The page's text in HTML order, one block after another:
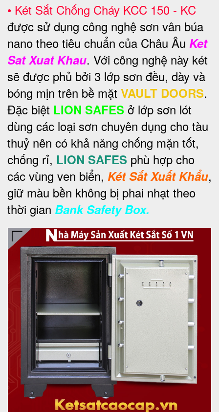
• Két Sắt Chống Cháy KCC 150 - KC
được sử dụng công nghệ sơn vân búa
nano theo tiêu chuẩn của Châu Âu Ket
Sat Xuat Khau. Với công nghệ này két
sẽ được phủ bởi 3 lớp sơn đều, dày và
bóng mịn trên bề mặt VAULT DOORS.
Đặc biệt LION SAFES ở lớp sơn lót
dùng các loại sơn chuyên dụng cho tàu
thuỷ nên có khả năng chống mặn tốt,
chống rỉ, LION SAFES phù hợp cho
các vùng ven biển, Két Sắt Xuất Khẩu,
giữ màu bền không bị phai nhạt theo
thời gian Bank Safety Box.